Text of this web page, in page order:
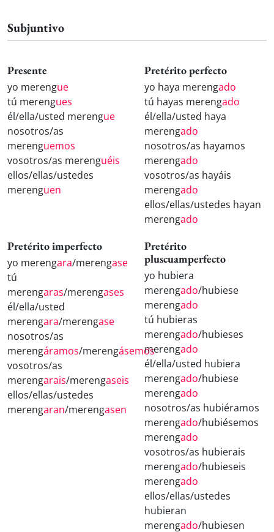
Subjuntivo
Presente
yo merengue
tú merengues
él/ella/usted merengue
nosotros/as
merenguemos
vosotros/as merenguéis
ellos/ellas/ustedes
merenguen
Pretérito perfecto
yo haya merengado
tú hayas merengado
él/ella/usted haya
merengado
nosotros/as hayamos
merengado
vosotros/as hayáis
merengado
ellos/ellas/ustedes hayan
merengado
Pretérito imperfecto
yo merengara/merengase
tú
merengaras/merengases
él/ella/usted
merengara/merengase
nosotros/as
merengáramos/merengásemos
vosotros/as
merengarais/merengaseis
ellos/ellas/ustedes
merengaran/merengasen
Pretérito
pluscuamperfecto
yo hubiera
merengado/hubiese
merengado
tú hubieras
merengado/hubieses
merengado
él/ella/usted hubiera
merengado/hubiese
merengado
nosotros/as hubiéramos
merengado/hubiésemos
merengado
vosotros/as hubierais
merengado/hubieseis
merengado
ellos/ellas/ustedes
hubieran
merengado/hubiesen